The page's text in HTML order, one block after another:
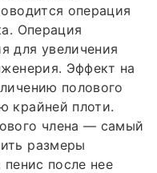
операция
Операция
для увеличения
Эффект на
полового
крайней плоти.
члена — самый
размеры
после нее